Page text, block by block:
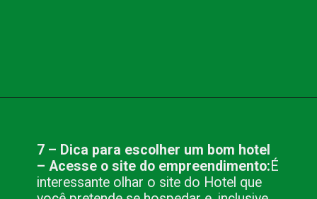
7 – Dica para escolher um bom hotel
– Acesse o site do empreendimento:É
interessante olhar o site do Hotel que